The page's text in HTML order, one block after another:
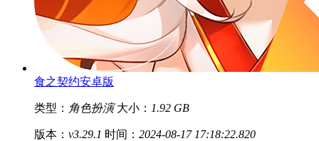
食之契约安卓版
类型： 角色扮演 大小： 1.92 GB
版本： v3.29.1 时间： 2024-08-17 17:18:22.820